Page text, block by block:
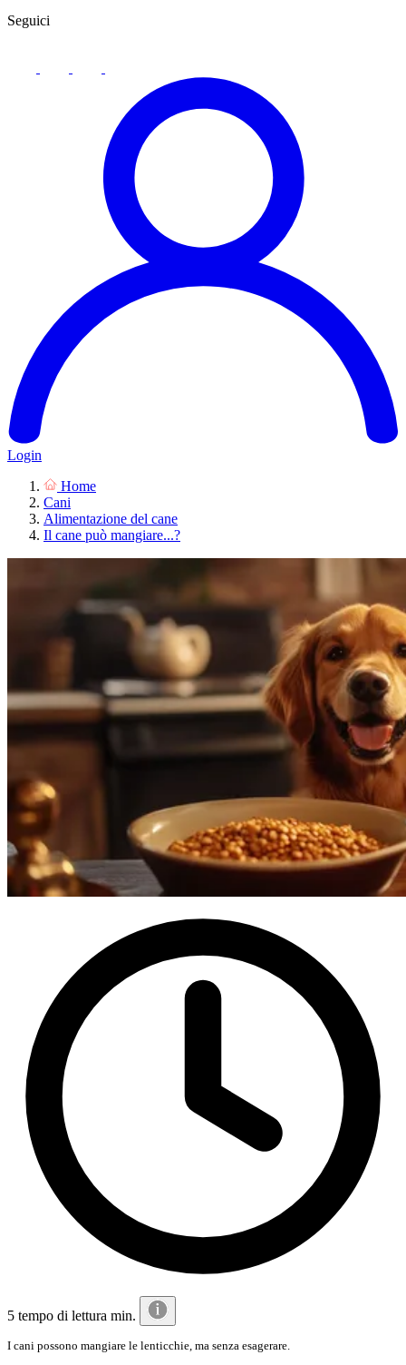
Seguici
Login
Home
Cani
Alimentazione del cane
Il cane può mangiare...?
5 tempo di lettura min.
I cani possono mangiare le lenticchie, ma senza esagerare.